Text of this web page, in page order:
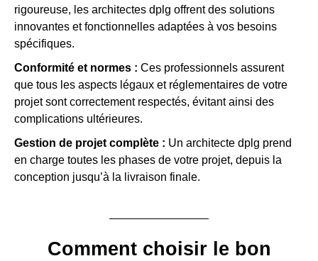
rigoureuse, les architectes dplg offrent des solutions
innovantes et fonctionnelles adaptées à vos besoins
spécifiques.
Conformité et normes : Ces professionnels assurent
que tous les aspects légaux et réglementaires de votre
projet sont correctement respectés, évitant ainsi des
complications ultérieures.
Gestion de projet complète : Un architecte dplg prend
en charge toutes les phases de votre projet, depuis la
conception jusqu’à la livraison finale.
Comment choisir le bon